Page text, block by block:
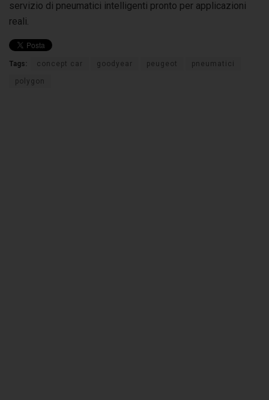
servizio di pneumatici intelligenti pronto per applicazioni
reali.
Tags: concept car goodyear peugeot pneumatici
polygon